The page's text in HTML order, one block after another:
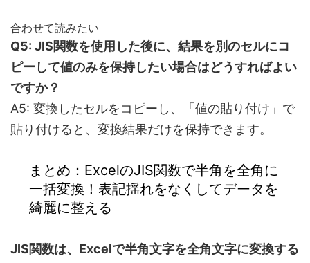
合わせて読みたい
Q5: JIS関数を使用した後に、結果を別のセルにコ
ピーして値のみを保持したい場合はどうすればよい
ですか？
A5: 変換したセルをコピーし、「値の貼り付け」で
貼り付けると、変換結果だけを保持できます。
まとめ：ExcelのJIS関数で半角を全角に
一括変換！表記揺れをなくしてデータを
綺麗に整える
JIS関数は、Excelで半角文字を全角文字に変換する